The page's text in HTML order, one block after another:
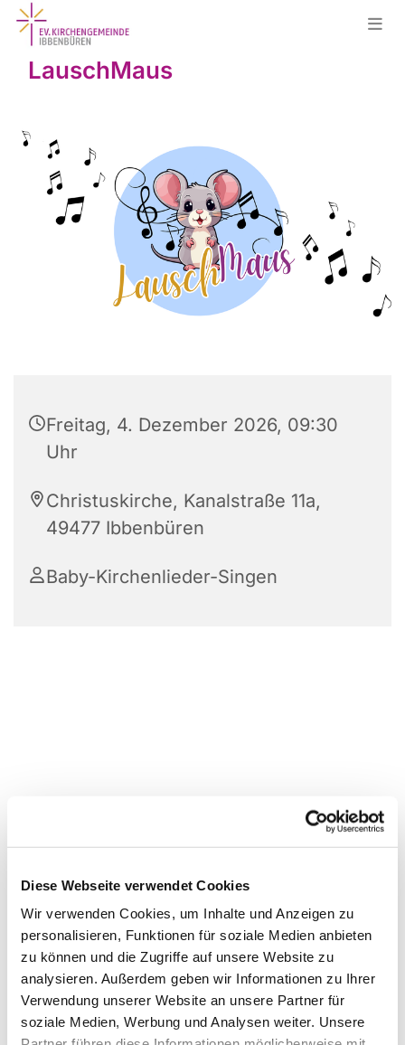
Diese Webseite verwendet Cookies
Wir verwenden Cookies, um Inhalte und Anzeigen zu
personalisieren, Funktionen für soziale Medien anbieten
zu können und die Zugriffe auf unsere Website zu
analysieren. Außerdem geben wir Informationen zu Ihrer
Verwendung unserer Website an unsere Partner für
soziale Medien, Werbung und Analysen weiter. Unsere
LauschMaus
Freitag, 4. Dezember 2026, 09:30
Uhr
Christuskirche, Kanalstraße 11a,
49477 Ibbenbüren
Baby-Kirchenlieder-Singen
Dies könnte Sie auch